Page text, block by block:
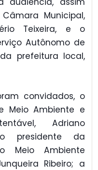
Municipal,
Teixeira, e o
Autônomo de
prefeitura local,
convidados, o
Meio Ambiente e
Adriano
presidente da
Meio Ambiente
Ribeiro; a